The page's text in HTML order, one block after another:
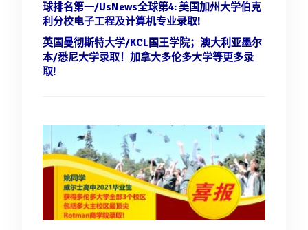
球排名第一/UsNews全球第4:美国加州大学伯克
利分校电子工程及计算机专业录取!
英国曼彻斯特大学/KCL国王学院；澳大利亚墨尔
本/悉尼大学录取！ 加拿大多伦多大学等更多录
取!